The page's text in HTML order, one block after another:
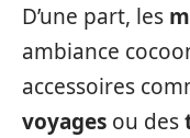
D’une part, les
ambiance
accessoires
voyages ou des